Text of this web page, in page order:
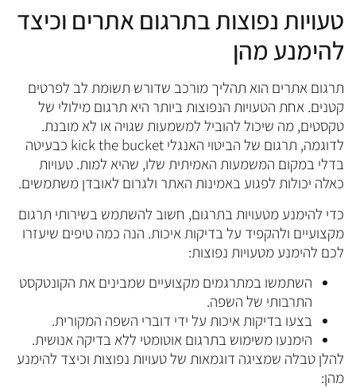
טעויות נפוצות בתרגום אתרים וכיצד
להימנע מהן
תרגום אתרים הוא תהליך מורכב שדורש תשומת לב לפרטים
קטנים. אחת הטעויות הנפוצות ביותר היא תרגום מילולי של
טקסטים, מה שיכול להוביל למשמעות שגויה או לא מובנת.
לדוגמה, תרגום של הביטוי האנגלי kick the bucket כבעיטה
בדלי במקום המשמעות האמיתית שלו, שהיא למות. טעויות
כאלה יכולות לפגוע באמינות האתר ולגרום לאובדן משתמשים.
כדי להימנע מטעויות בתרגום, חשוב להשתמש בשירותי תרגום
מקצועיים ולהקפיד על בדיקות איכות. הנה כמה טיפים שיעזרו
לכם להימנע מטעויות נפוצות:
השתמשו במתרגמים מקצועיים שמבינים את הקונטקסט
התרבותי של השפה.
בצעו בדיקות איכות על ידי דוברי השפה המקורית.
הימנעו משימוש בתרגום אוטומטי ללא בדיקה אנושית.
להלן טבלה שמציגה דוגמאות של טעויות נפוצות וכיצד להימנע
מהן: